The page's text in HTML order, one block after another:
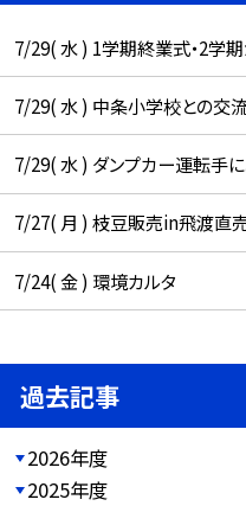
7/29( 水 ) 1学期終業式・2学
7/29( 水 ) 中条小学校との交
7/29( 水 ) ダンプカー運転手
7/27( 月 ) 枝豆販売in飛渡直
7/24( 金 ) 環境カルタ
過去記事
2026年度
2025年度